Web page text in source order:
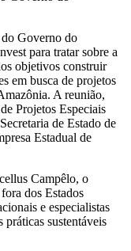
do Governo do
para tratar sobre a
objetivos construir
em busca de projetos
A reunião,
Projetos Especiais
de Estado de
Estadual de
Campêlo, o
dos Estados
e especialistas
práticas sustentáveis